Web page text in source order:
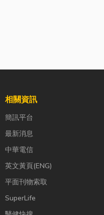
相關資訊
簡訊平台
最新消息
中華電信
英文黃頁(ENG)
平面刊物索取
SuperLife